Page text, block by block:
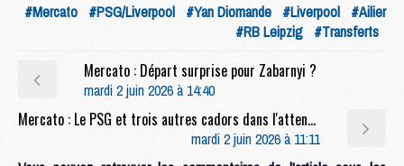
#Mercato #PSG/Liverpool #Yan Diomande #Liverpool #Ailier
#RB Leipzig #Transferts
Mercato : Départ surprise pour Zabarnyi ?
mardi 2 juin 2026 à 14:40
Mercato : Le PSG et trois autres cadors dans l'attente du prix de Kroupi
mardi 2 juin 2026 à 11:11